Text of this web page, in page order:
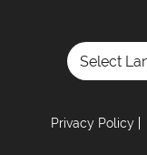
Privacy Policy